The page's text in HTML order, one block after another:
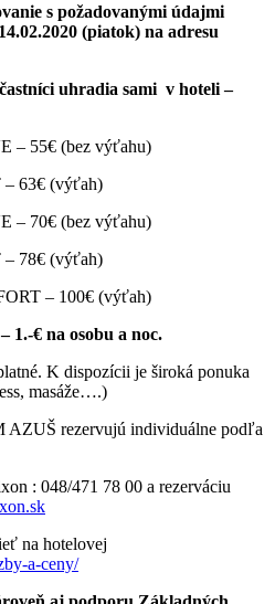
s požadovanými údajmi
(piatok) na adresu
uhradia sami v hoteli –
– 55€ (bez výťahu)
– 63€ (výťah)
– 70€ (bez výťahu)
– 78€ (výťah)
– 100€ (výťah)
1.-€ na osobu a noc.
K dispozícii je široká ponuka
masáže….)
AZUŠ rezervujú individuálne podľa
: 048/471 78 00 a rezerváciu
na hotelovej
a-ceny/